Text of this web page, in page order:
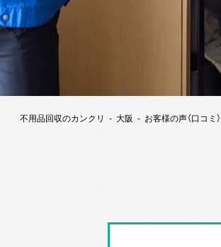
不用品回収のカンクリ 大阪 お客様の声（口コミ）